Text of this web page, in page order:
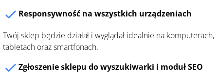
Responsywność na wszystkich urządzeniach
Twój sklep będzie działał i wyglądał idealnie na komputerach,
tabletach oraz smartfonach.
Zgłoszenie sklepu do wyszukiwarki i moduł SEO